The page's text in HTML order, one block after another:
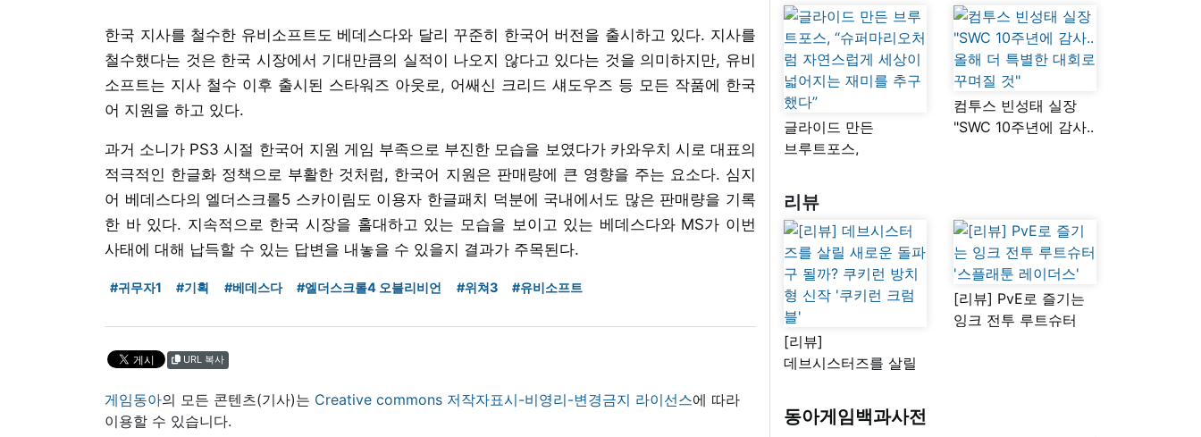
한국 지사를 철수한 유비소프트도 베데스다와 달리 꾸준히 한국어 버전을 출시하고 있다. 지사를
철수했다는 것은 한국 시장에서 기대만큼의 실적이 나오지 않다고 있다는 것을 의미하지만, 유비
소프트는 지사 철수 이후 출시된 스타워즈 아웃로, 어쌔신 크리드 섀도우즈 등 모든 작품에 한국
어 지원을 하고 있다.
과거 소니가 PS3 시절 한국어 지원 게임 부족으로 부진한 모습을 보였다가 카와우치 시로 대표의
적극적인 한글화 정책으로 부활한 것처럼, 한국어 지원은 판매량에 큰 영향을 주는 요소다. 심지
어 베데스다의 엘더스크롤5 스카이림도 이용자 한글패치 덕분에 국내에서도 많은 판매량을 기록
한 바 있다. 지속적으로 한국 시장을 홀대하고 있는 모습을 보이고 있는 베데스다와 MS가 이번
사태에 대해 납득할 수 있는 답변을 내놓을 수 있을지 결과가 주목된다.
#귀무자1 #기획 #베데스다 #엘더스크롤4 오블리비언 #위쳐3 #유비소프트
URL 복사
게임동아의 모든 콘텐츠(기사)는 Creative commons 저작자표시-비영리-변경금지 라이선스에 따라
이용할 수 있습니다.
글라이드 만든
브루트포스,
자연스럽게 세상이
넓어지는 재미를
추구했다”
컴투스 빈성태 실장
"SWC 10주년에 감사..
리뷰
[리뷰]
데브시스터즈를 살릴
쿠키런 방치형 신작
'쿠키런 크럼블'
[리뷰] PvE로 즐기는
잉크 전투 루트슈터
동아게임백과사전